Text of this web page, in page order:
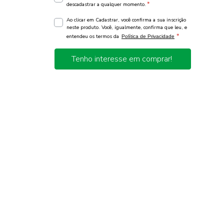
descadastrar a qualquer momento. *
Ao clicar em Cadastrar, você confirma a sua inscrição
neste produto. Você, igualmente, confirma que leu, e
entendeu os termos da Política de Privacidade *
Tenho interesse em comprar!